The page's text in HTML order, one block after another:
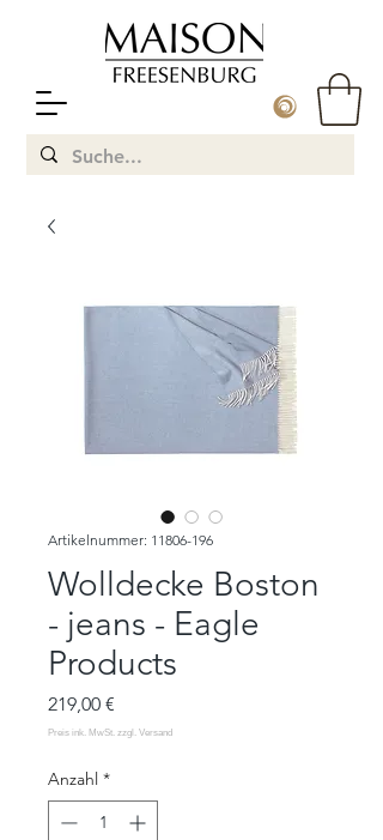
Artikelnummer: 11806-196
Wolldecke Boston
- jeans - Eagle
Products
219,00 €
Anzahl *